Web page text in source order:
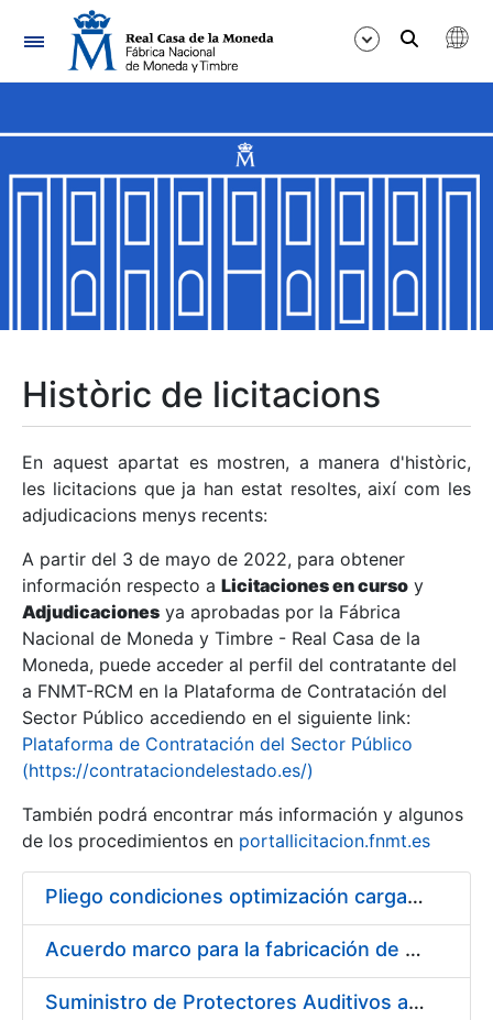
Navegació
Mostra/Amaga
Mostra/Amaga
Mostra/Amaga
Mostra/Amaga
Mostra/Amaga
Mostra/Amaga
Històric de licitacions
En aquest apartat es mostren, a manera d'històric,
les licitacions que ja han estat resoltes, així com les
adjudicacions menys recents:
A partir del 3 de mayo de 2022, para obtener
información respecto a Licitaciones en curso y
Adjudicaciones ya aprobadas por la Fábrica
Nacional de Moneda y Timbre - Real Casa de la
Moneda, puede acceder al perfil del contratante del
a FNMT-RCM en la Plataforma de Contratación del
Sector Público accediendo en el siguiente link:
Plataforma de Contratación del Sector Público
(https://contrataciondelestado.es/)
También podrá encontrar más información y algunos
de los procedimientos en portallicitacion.fnmt.es
Pliego condiciones optimización cargas compras firmado
Acuerdo marco para la fabricación de piezas
Suministro de Protectores Auditivos a medida para las personas trabajadoras de los Centros de Trabajo de Madrid y Burgos